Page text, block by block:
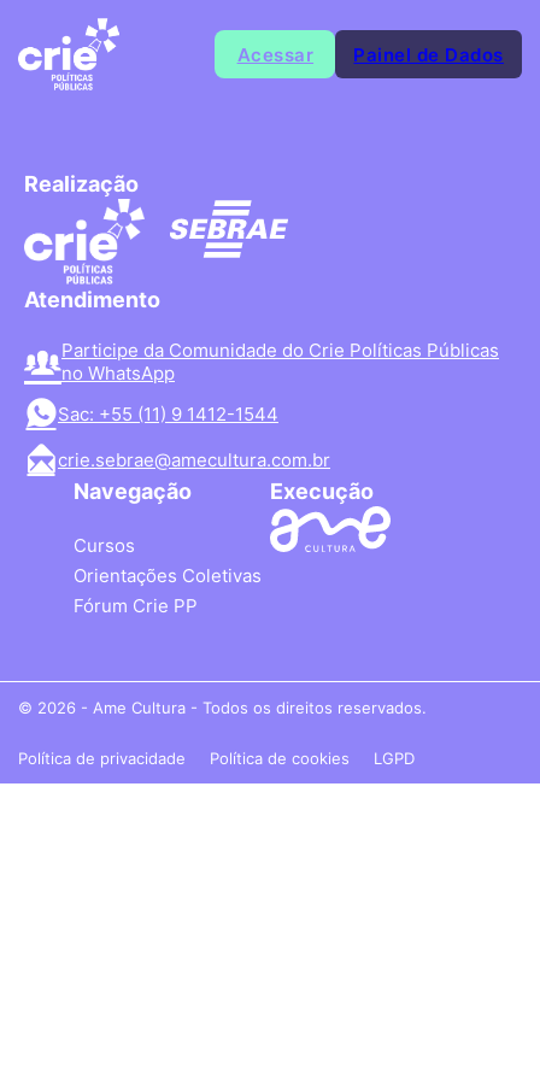
Acessar Painel de Dados
Realização
Atendimento
Participe da Comunidade do Crie Políticas Públicas
no WhatsApp
Sac: +55 (11) 9 1412-1544
crie.sebrae@amecultura.com.br
Navegação
Cursos
Orientações Coletivas
Fórum Crie PP
Execução
© 2026 - Ame Cultura - Todos os direitos reservados.
Política de privacidade Política de cookies LGPD